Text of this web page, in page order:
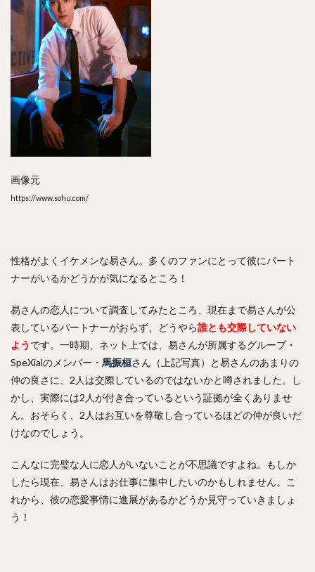
画像元
https://www.sohu.com/
性格がよくイケメンな易さん。多くのファンにとって彼にパート
ナーがいるかどうかが気になるところ！
易さんの恋人について調査してみたところ、現在まで易さんが公
表しているパートナーがおらず、どうやら誰とも交際していない
よう です。一時期、ネット上では、易さんが所属するグループ・
SpeXialのメンバー・ 馬振桓さん（上記写真）と易さんのあまりの
仲の良さに、2人は交際しているのではないかと噂されました。し
かし、実際には2人が付き合っているという証拠が全くありませ
ん。おそらく、2人はお互いを尊敬し合っているほどの仲が良いだ
けなのでしょう。
こんなに完璧な人に恋人がいないことが不思議ですよね。もしか
したら現在、易さんはお仕事に集中したいのかもしれません。こ
れから、彼の恋愛事情に進展があるかどうか見守っていきましょ
う！